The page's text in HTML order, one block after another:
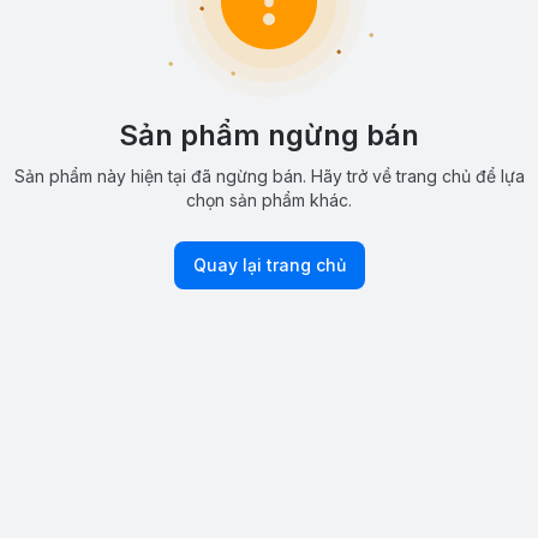
Sản phẩm ngừng bán
Sản phẩm này hiện tại đã ngừng bán. Hãy trở về trang chủ để lựa
chọn sản phẩm khác.
Quay lại trang chủ